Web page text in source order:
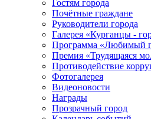
Гостям города
Почётные граждане
Руководители города
Галерея «Курганцы -
Программа «Любимый
Премия «Трудящаяся
Противодействие
Фотогалерея
Видеоновости
Награды
Прозрачный город